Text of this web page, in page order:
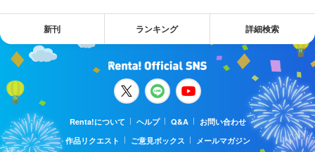
新刊 ランキング 詳細検索
Renta!について ヘルプ Q&A
お問い合わせ
作品リクエスト
ご意見ボックス メールマガジン